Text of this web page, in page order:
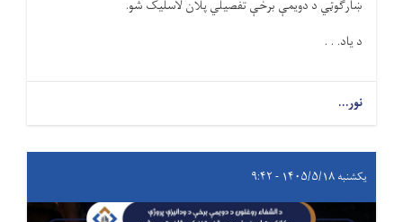
ښارګوټي د دویمې برخې تفصیلي پلان لاسلیک شو.
د یاد. . .
نور...
یکشنبه ۱۴۰۵/۵/۱۸ - ۹:۴۲